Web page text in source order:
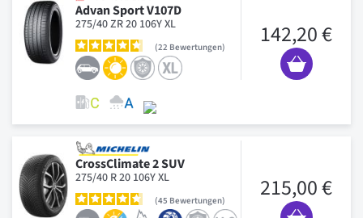
Advan Sport V107D
275/40 ZR 20 106Y XL
22 Bewertungen 142,20 €
CrossClimate 2 SUV
275/40 R 20 106Y XL
45 Bewertungen 215,00 €